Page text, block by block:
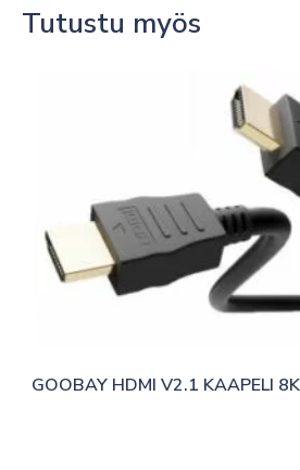
Tutustu myös
GOOBAY HDMI V2.1 KAAPELI